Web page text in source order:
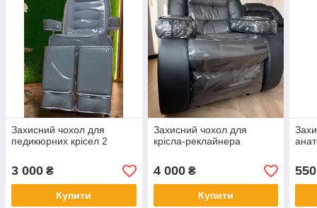
Захисний чохол для
педикюрних крісел 2
3 000 ₴
Купити
Захисний чохол для
крісла-реклайнера
4 000₴
Купити
550